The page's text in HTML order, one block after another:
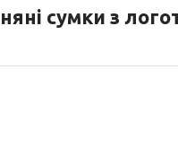
сумки з